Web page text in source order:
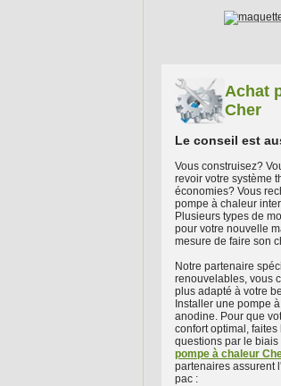
Achat
Cher
Le conseil est
Vous construisez?
revoir votre système
économies? Vous
pompe à chaleur
Plusieurs types de
pour votre nouvelle
mesure de faire son
Notre partenaire
renouvelables, vous
plus adapté à votre
Installer une pompe
anodine. Pour que
confort optimal,
questions par le biais
pompe à chaleur
partenaires assurent
pac :